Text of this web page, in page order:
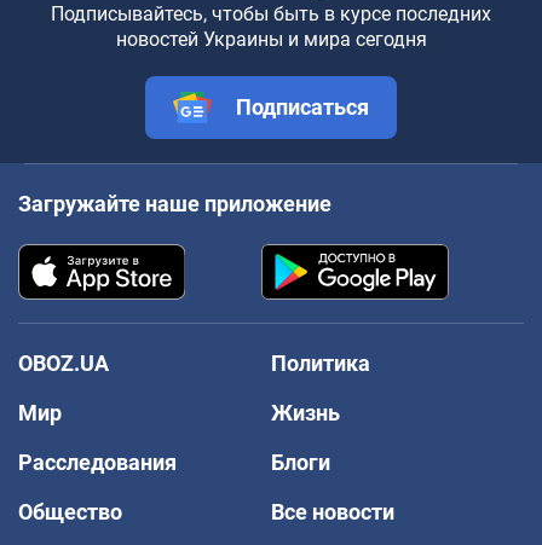
Подписывайтесь, чтобы быть в курсе последних
новостей Украины и мира сегодня
Подписаться
Загружайте наше приложение
OBOZ.UA
Политика
Мир
Жизнь
Расследования
Блоги
Общество
Все новости